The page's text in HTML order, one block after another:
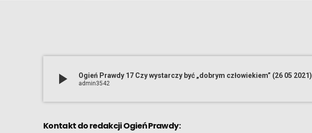
play_arrow Ogień Prawdy 17 Czy wystarczy być „dobrym człowiekiem” (26 05 2021)
admin3542
Kontakt do redakcji Ogień Prawdy: